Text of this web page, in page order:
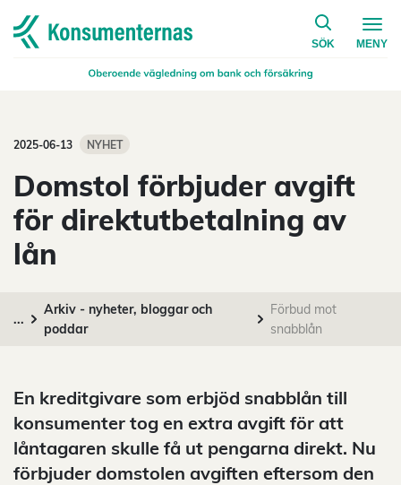
Navigera till startsidan
SÖK
på
MENY
2025-06-13 NYHET
Domstol förbjuder avgift
för direktutbetalning av
lån
...
Arkiv - nyheter, bloggar och
poddar
Förbud mot
snabblån
En kreditgivare som erbjöd snabblån till
konsumenter tog en extra avgift för att
låntagaren skulle få ut pengarna direkt. Nu
förbjuder domstolen avgiften eftersom den